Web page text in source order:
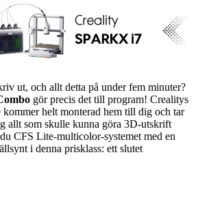
ut, och allt detta på under fem minuter?
gör precis det till program! Crealitys
kommer helt monterad hem till dig och tar
allt som skulle kunna göra 3D-utskrift
CFS Lite-multicolor-systemet med en
i denna prisklass: ett slutet